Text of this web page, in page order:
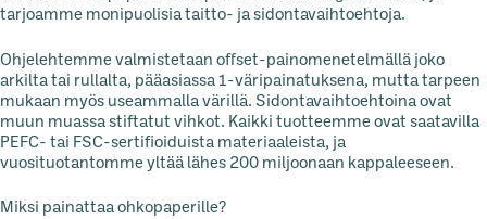
tarjoamme monipuolisia taitto- ja sidontavaihtoehtoja.
Ohjelehtemme valmistetaan offset-painomenetelmällä joko
arkilta tai rullalta, pääasiassa 1-väripainatuksena, mutta tarpeen
mukaan myös useammalla värillä. Sidontavaihtoehtoina ovat
muun muassa stiftatut vihkot. Kaikki tuotteemme ovat saatavilla
PEFC- tai FSC-sertifioiduista materiaaleista, ja
vuosituotantomme yltää lähes 200 miljoonaan kappaleeseen.
Miksi painattaa ohkopaperille?